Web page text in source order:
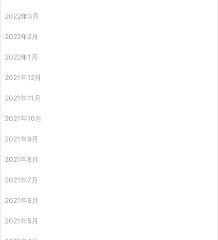
2022年3月
2022年2月
2022年1月
2021年12月
2021年11月
2021年10月
2021年9月
2021年8月
2021年7月
2021年6月
2021年5月